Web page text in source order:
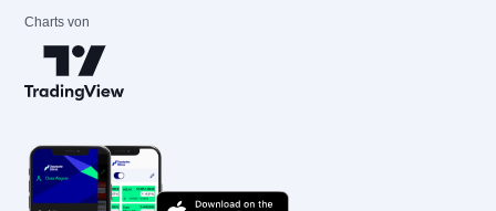
Charts von